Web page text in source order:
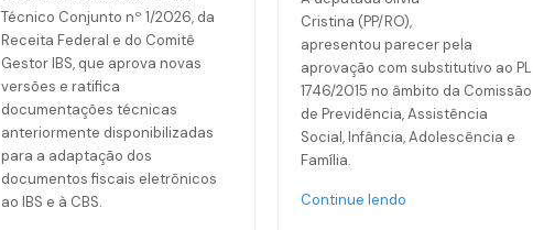
Técnico Conjunto nº 1/2026, da
Receita Federal e do Comitê
Gestor IBS, que aprova novas
versões e ratifica
documentações técnicas
anteriormente disponibilizadas
para a adaptação dos
documentos fiscais eletrônicos
ao IBS e à CBS.
Cristina (PP/RO),
apresentou parecer pela
aprovação com substitutivo ao PL
1746/2015 no âmbito da Comissão
de Previdência, Assistência
Social, Infância, Adolescência e
Família.
Continue lendo